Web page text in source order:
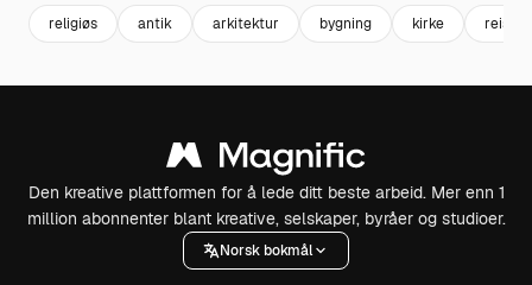
religiøs antik arkitektur bygning kirke reiser
Den kreative plattformen for å lede ditt beste arbeid. Mer enn 1
million abonnenter blant kreative, selskaper, byråer og studioer.
Norsk bokmål